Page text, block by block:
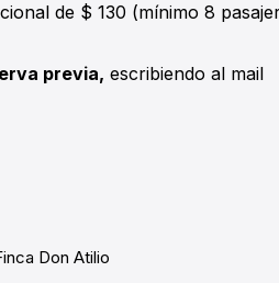
de $ 130 (mínimo 8
previa, escribiendo al mail
Don Atilio